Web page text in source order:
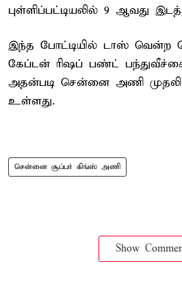
புள்ளிப்பட்டியலில் 9 ஆவது
இந்த போட்டியில் டாஸ் வென்ற
கேப்டன் ரிஷப் பண்ட்
அதன்படி சென்னை அணி
உள்ளது.
சென்னை சூப்பர் கிங்ஸ் அணி
Show